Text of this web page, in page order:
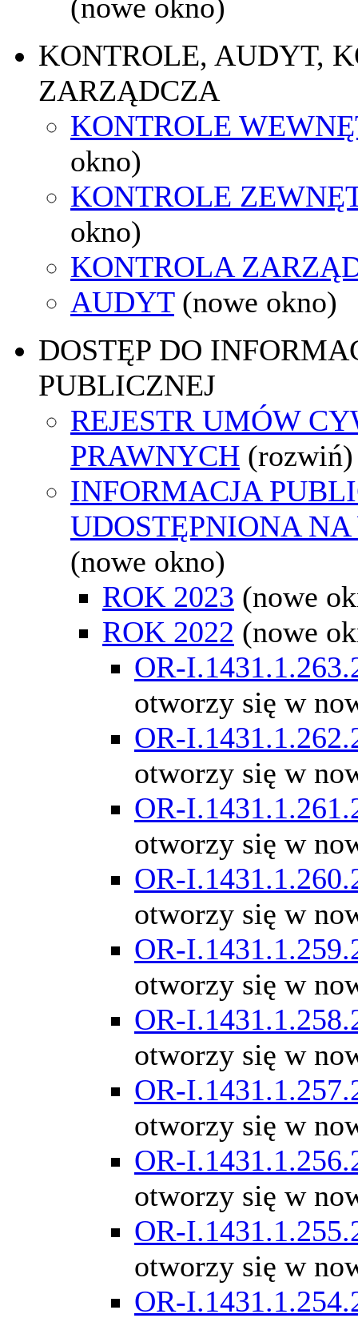
(nowe okno)
KONTROLE, AUDYT,
ZARZĄDCZA
KONTROLE
okno)
KONTROLE
okno)
KONTROLA
AUDYT (nowe okno)
DOSTĘP DO
PUBLICZNEJ
REJESTR UMÓW
PRAWNYCH (rozwiń)
INFORMACJA
UDOSTĘPNIONA
(nowe okno)
ROK 2023 (nowe
ROK 2022 (nowe
OR-
otworzy się w
OR-
otworzy się w
OR-
otworzy się w
OR-
otworzy się w
OR-
otworzy się w
OR-
otworzy się w
OR-
otworzy się w
OR-
otworzy się w
OR-
otworzy się w
OR-